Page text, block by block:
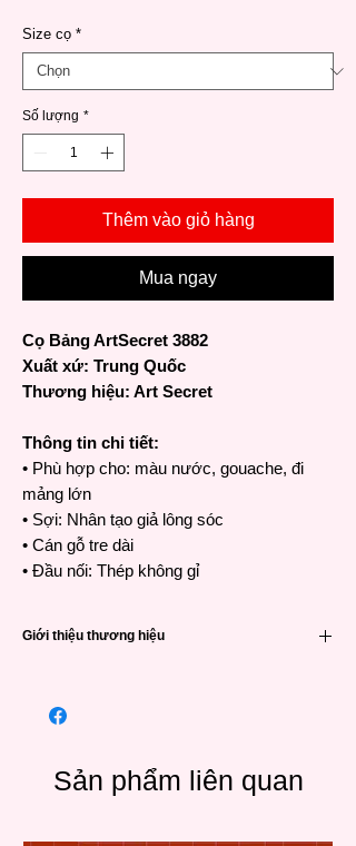
Size cọ *
Số lượng *
Thêm vào giỏ hàng
Mua ngay
Cọ Bảng ArtSecret 3882
Xuất xứ: Trung Quốc
Thương hiệu: Art Secret
Thông tin chi tiết:
• Phù hợp cho: màu nước, gouache, đi
mảng lớn
• Sợi: Nhân tạo giả lông sóc
• Cán gỗ tre dài
• Đầu nối: Thép không gỉ
Giới thiệu thương hiệu
ưa chuộng và tin dùng bởi các họa sĩ khắp
Châu Âu và các quốc gia Đông Nam Á
•Cọ Art Secret được gia công tại Trung quốc
thành lập tại Hàn Quốc vào năm 1976 và
Sản phẩm liên quan